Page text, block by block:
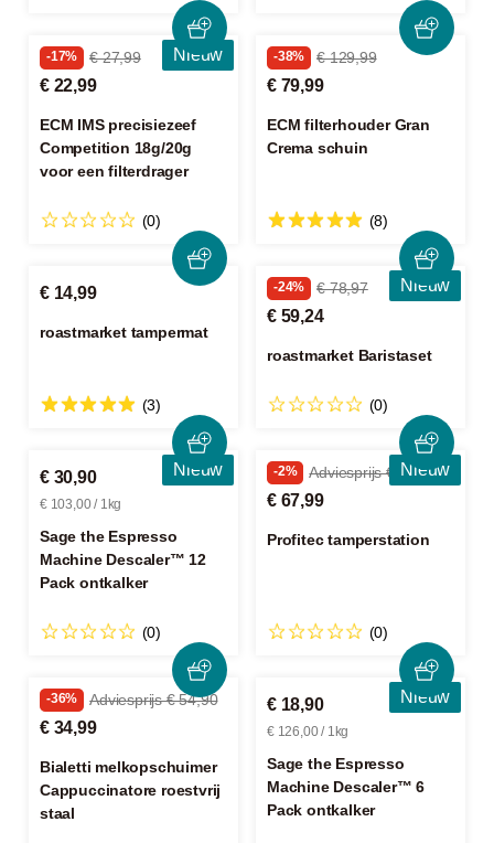
Nieuw
-17% € 27,99
€ 22,99
ECM IMS precisiezeef
Competition 18g/20g
voor een filterdrager
(0)
-38% € 129,99
€ 79,99
ECM filterhouder Gran
Crema schuin
(8)
€ 14,99
roastmarket tampermat
(3)
Nieuw
-24% € 78,97
€ 59,24
roastmarket Baristaset
(0)
Nieuw
€ 30,90
€ 103,00 / 1kg
Sage the Espresso
Machine Descaler™ 12
Pack ontkalker
(0)
Nieuw
-2% Adviesprijs € 69,50
€ 67,99
Profitec tamperstation
(0)
-36% Adviesprijs € 54,90
€ 34,99
Bialetti melkopschuimer
Cappuccinatore roestvrij
staal
Nieuw
€ 18,90
€ 126,00 / 1kg
Sage the Espresso
Machine Descaler™ 6
Pack ontkalker